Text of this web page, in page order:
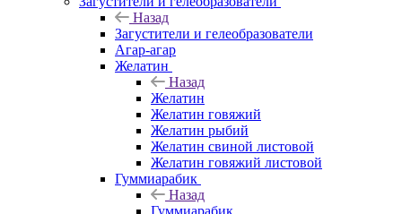
Назад
Загустители и гелеобразователи
Агар-агар
Желатин
Назад
Желатин
Желатин говяжий
Желатин рыбий
Желатин свиной листовой
Желатин говяжий листовой
Гуммиарабик
Назад
Гуммиарабик